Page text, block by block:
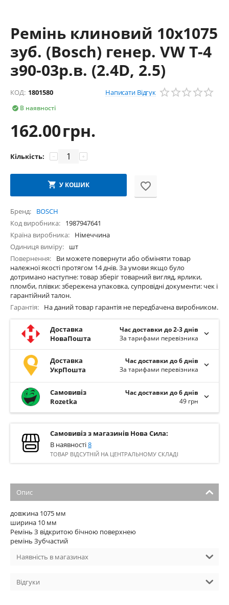
Ремінь клиновий 10х1075
зуб. (Bosch) генер. VW T-4
з90-03р.в. (2.4D, 2.5)
КОД: 1801580 Написати Відгук
В наявності

162.00грн.
Кількість: +
−
У КОШИК
Бренд
BOSCH
Код виробника
1987947641
Країна виробника
Німеччина
Одиниця виміру
шт
Повернення
Ви можете повернути або обміняти товар
належної якості протягом 14 днів. За умови якщо було
дотримано наступне: товар зберіг товарний вигляд, ярлики,
пломби, плівки: збережена упаковка, супровідні документи: чек і
гарантійний талон.
Гарантія
На даний товар гарантія не передбачена виробником.
Доставка
НоваПошта
Час доставки до 2-3 днів
За тарифами перевізника
Доставка
УкрПошта
Час доставки до 6 днів
За тарифами перевізника
Самовивіз
Rozetka
Час доставки до 6 днів
49 грн
Самовивіз з магазинів Нова Сила:
В наявності8
ТОВАР ВІДСУТНІЙ НА ЦЕНТРАЛЬНОМУ СКЛАДІ
Опис
довжина 1075 мм
ширина 10 мм
Ремінь З відкритою бічною поверхнею
ремінь Зубчастий
Наявність в магазинах
Відгуки